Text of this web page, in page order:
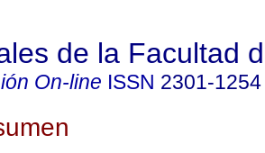
de la Facultad
On-line ISSN 2301-1254